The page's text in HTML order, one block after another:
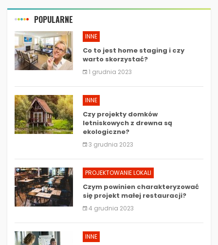
POPULARNE
INNE
Co to jest home staging i czy
warto skorzystać?
1 grudnia 2023
INNE
Czy projekty domków
letniskowych z drewna są
ekologiczne?
3 grudnia 2023
PROJEKTOWANIE LOKALI
Czym powinien charakteryzować
się projekt małej restauracji?
4 grudnia 2023
INNE